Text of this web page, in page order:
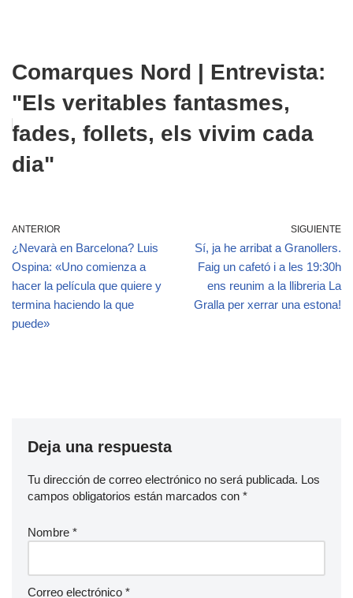
Comarques Nord | Entrevista:
"Els veritables fantasmes,
fades, follets, els vivim cada
dia"
ANTERIOR
¿Nevarà en Barcelona? Luis
Ospina: «Uno comienza a
hacer la película que quiere y
termina haciendo la que
puede»
SIGUIENTE
Sí, ja he arribat a Granollers.
Faig un cafetó i a les 19:30h
ens reunim a la llibreria La
Gralla per xerrar una estona!
Deja una respuesta
Tu dirección de correo electrónico no será publicada. Los
campos obligatorios están marcados con *
Nombre *
Correo electrónico *